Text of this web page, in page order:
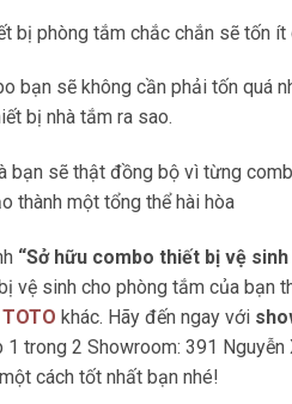
bị phòng tắm chắc chắn sẽ tốn
bạn sẽ không cần phải tốn quá
bị nhà tắm ra sao.
bạn sẽ thật đồng bộ vì từng
thành một tổng thể hài hòa
“Sở hữu combo thiết bị vệ
vệ sinh cho phòng tắm của bạn
khác. Hãy đến ngay với
trong 2 Showroom: 391
cách tốt nhất bạn nhé!